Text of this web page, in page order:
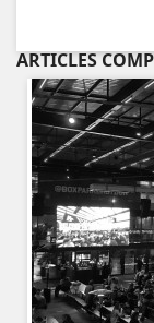
ARTICLES